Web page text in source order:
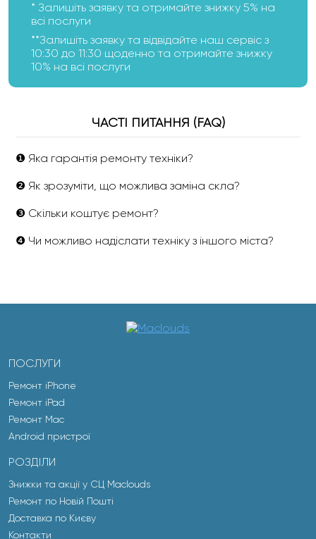
* Залишіть заявку та отримайте знижку 5% на
всі послуги
**Залишіть заявку та відвідайте наш сервіс з
10:30 до 11:30 щоденно та отримайте знижку
10% на всі послуги
ЧАСТІ ПИТАННЯ (FAQ)
❶ Яка гарантія ремонту техніки?
❷ Як зрозуміти, що можлива заміна скла?
❸ Скільки коштує ремонт?
❹ Чи можливо надіслати техніку з іншого міста?
ПОСЛУГИ
Ремонт iPhone
Ремонт iPad
Ремонт Mac
Android пристрої
РОЗДІЛИ
Знижки та акції у СЦ Maclouds
Ремонт по Новій Пошті
Доставка по Києву
Контакти